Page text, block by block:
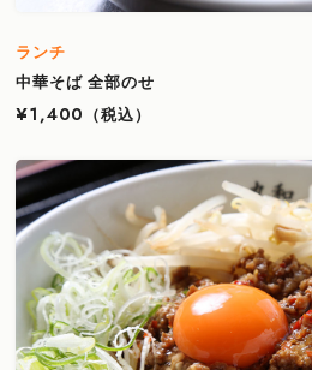
ランチ
中華そば 全部のせ
¥1,400
（税込）